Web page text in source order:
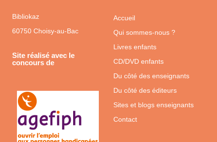
Bibliokaz
60750 Choisy-au-Bac
Site réalisé avec le
concours de
Accueil
Qui sommes-nous ?
Livres enfants
CD/DVD enfants
Du côté des enseignants
Du côté des éditeurs
Sites et blogs enseignants
Contact